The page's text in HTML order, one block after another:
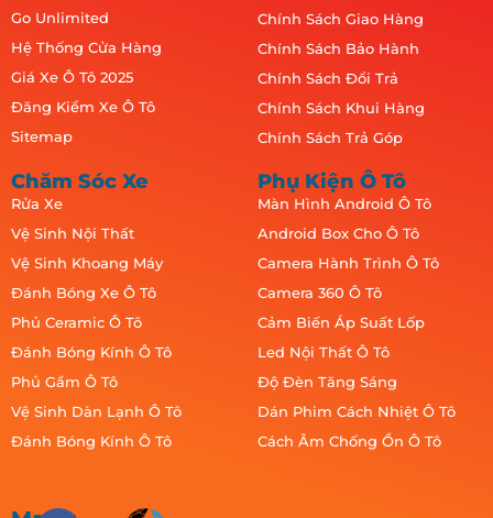
Go Unlimited
Hệ Thống Cửa Hàng
Giá Xe Ô Tô 2025
Đăng Kiểm Xe Ô Tô
Sitemap
Chính Sách Giao Hàng
Chính Sách Bảo Hành
Chính Sách Đổi Trả
Chính Sách Khui Hàng
Chính Sách Trả Góp
Chăm Sóc Xe
Rửa Xe
Vệ Sinh Nội Thất
Vệ Sinh Khoang Máy
Đánh Bóng Xe Ô Tô
Phủ Ceramic Ô Tô
Đánh Bóng Kính Ô Tô
Phủ Gầm Ô Tô
Vệ Sinh Dàn Lạnh Ô Tô
Đánh Bóng Kính Ô Tô
Phụ Kiện Ô Tô
Màn Hình Android Ô Tô
Android Box Cho Ô Tô
Camera Hành Trình Ô Tô
Camera 360 Ô Tô
Cảm Biến Áp Suất Lốp
Led Nội Thất Ô Tô
Độ Đèn Tăng Sáng
Dán Phim Cách Nhiệt Ô Tô
Cách Âm Chống Ồn Ô Tô